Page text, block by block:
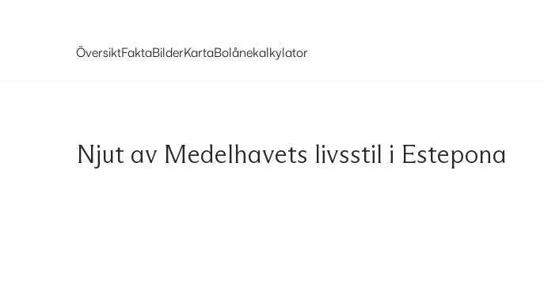
ÖversiktFaktaBilderKartaBolånekalkylator
Njut av Medelhavets livsstil i Estepona